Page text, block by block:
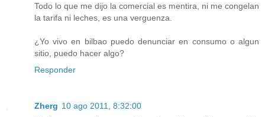
Todo lo que me dijo la comercial es mentira, ni me congelan
la tarifa ni leches, es una verguenza.
¿Yo vivo en bilbao puedo denunciar en consumo o algun
sitio, puedo hacer algo?
Responder
Zherg 10 ago 2011, 8:32:00